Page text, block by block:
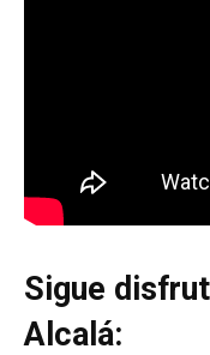
Sigue
Alcalá: